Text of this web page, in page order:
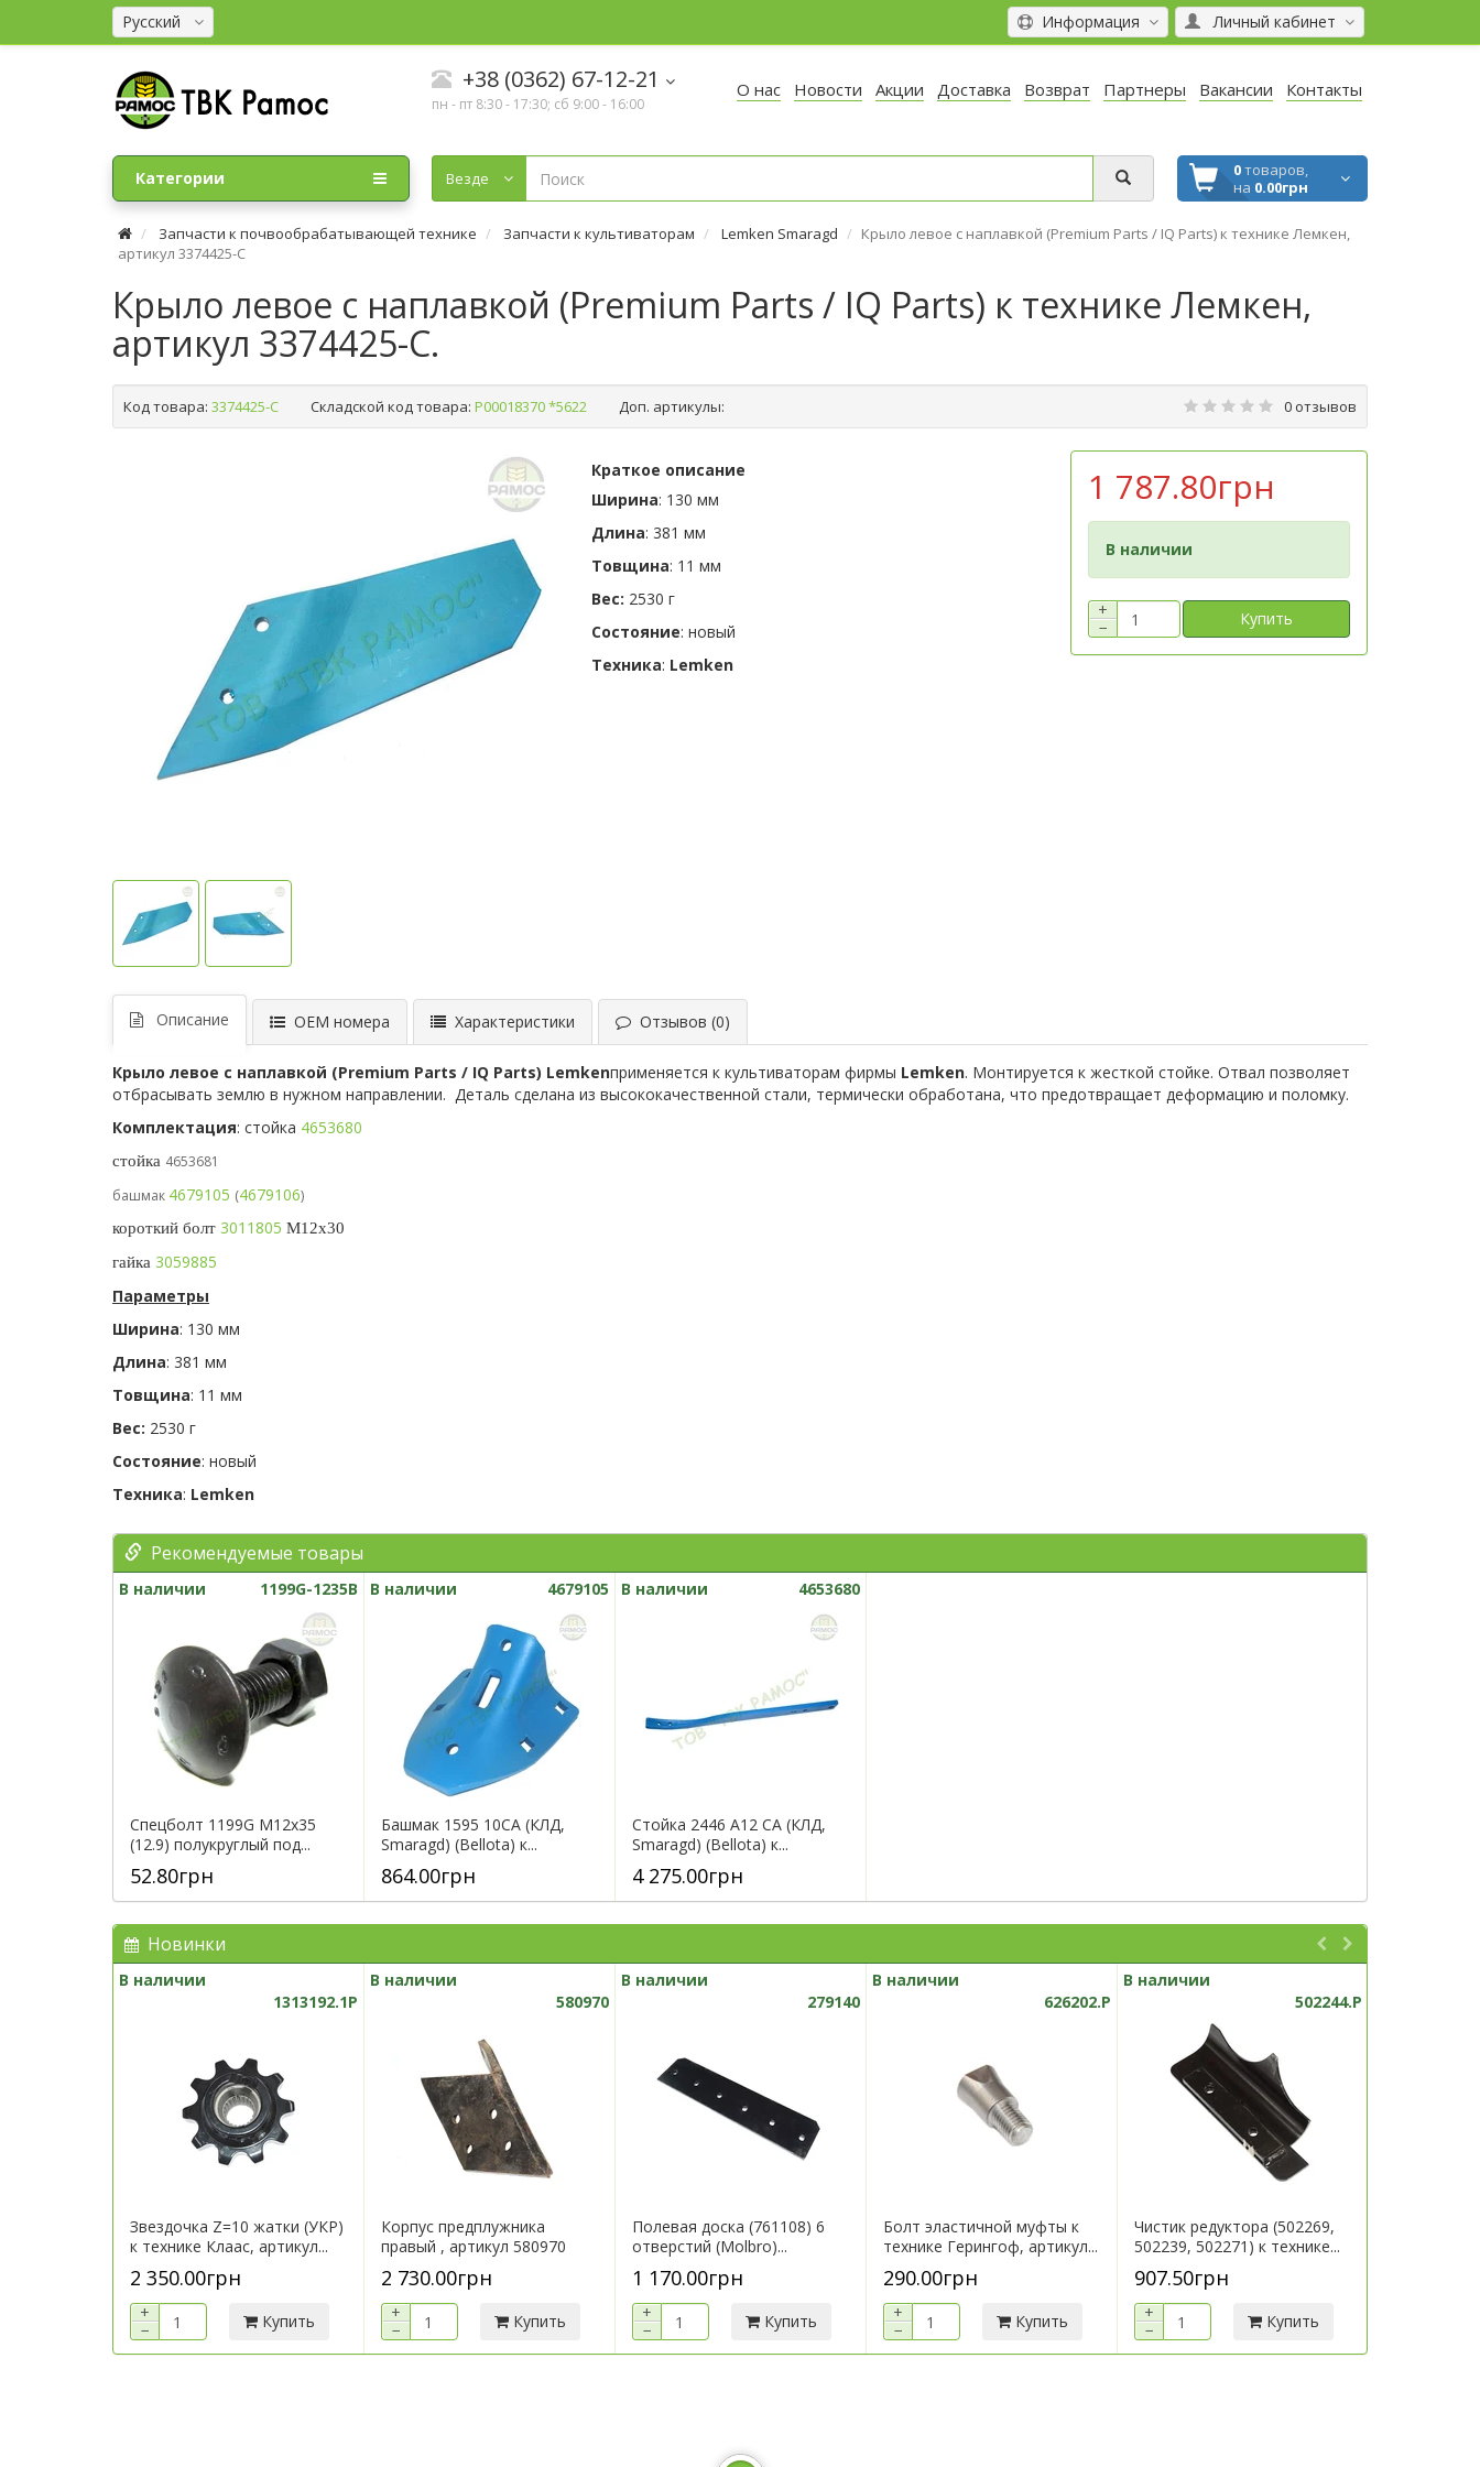
Русский Личный кабинет
Информация
+38 (0362) 67-12-21
пн - пт 8:30 - 17:30; сб 9:00 - 16:00
О нас Новости Акции Доставка Возврат Партнеры Вакансии Контакты
Везде 0товаров,
на 0.00грн
Категории
Запчасти к почвообрабатывающей технике Запчасти к культиваторам Lemken Smaragd
Крыло левое с наплавкой (Premium Parts / IQ Parts) к технике Лемкен,
артикул 3374425-C
Крыло левое с наплавкой (Premium Parts / IQ Parts) к технике Лемкен,
артикул 3374425-C.
Код товара: 3374425-C Складской код товара: Р00018370 *5622 Доп. артикулы: 0 отзывов
Краткое описание
Ширина: 130 мм
Длина: 381 мм
Товщина: 11 мм
Вес: 2530 г
Состояние: новый
Техника: Lemken
1 787.80грн
В наличии
+
−
Купить
Описание ОЕМ номера Характеристики Отзывов (0)
Крыло левое с наплавкой (Premium Parts / IQ Parts) Lemkenприменяется к культиваторам фирмы Lemken. Монтируется к жесткой стойке. Отвал позволяет
отбрасывать землю в нужном направлении. Деталь сделана из высококачественной стали, термически обработана, что предотвращает деформацию и поломку.
Комплектация: стойка 4653680
стойка 4653681
башмак 4679105 (4679106)
короткий болт 3011805 M12x30
гайка 3059885
Параметры
Ширина: 130 мм
Длина: 381 мм
Товщина: 11 мм
Вес: 2530 г
Состояние: новый
Техника: Lemken
Рекомендуемые товары
В наличии 1199G-1235B
Спецболт 1199G М12х35
(12.9) полукруглый под...
52.80грн
В наличии 4679105
Башмак 1595 10CA (КЛД,
Smaragd) (Bellota) к...
864.00грн
В наличии 4653680
Стойка 2446 A12 CA (КЛД,
Smaragd) (Bellota) к...
4 275.00грн
Новинки
В наличии
1313192.1P
Звездочка Z=10 жатки (УКР)
к технике Клаас, артикул...
2 350.00грн
+
−
Купить
В наличии
580970
Корпус предплужника
правый , артикул 580970
2 730.00грн
+
−
Купить
В наличии
279140
Полевая доска (761108) 6
отверстий (Molbro)...
1 170.00грн
+
−
Купить
В наличии
626202.P
Болт эластичной муфты к
технике Герингоф, артикул...
290.00грн
+
−
Купить
В наличии
502244.P
Чистик редуктора (502269,
502239, 502271) к технике...
907.50грн
+
−
Купить